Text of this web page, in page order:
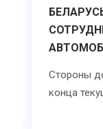
Стороны
конца